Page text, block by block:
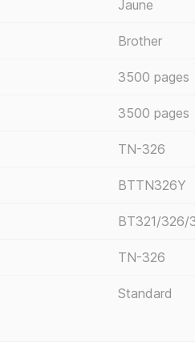
Jaune
Brother
3500 pages
3500 pages
TN-326
BTTN326Y
BT321/326/
TN-326
Standard